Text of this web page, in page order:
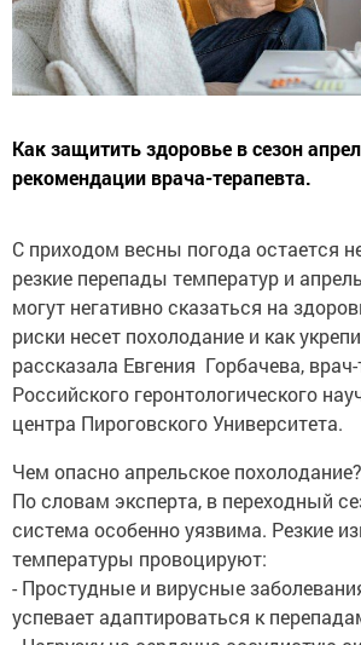
Как защитить здоровье в сезон
рекомендации врача-терапевта.
С приходом весны погода остается
резкие перепады температур и
могут негативно сказаться на
риски несет похолодание и как
рассказала Евгения Горбачева,
Российского геронтологического
центра Пироговского Университета.
Чем опасно апрельское похолодание?
По словам эксперта, в переходный
система особенно уязвима. Резкие
температуры провоцируют:
- Простудные и вирусные
успевает адаптироваться к